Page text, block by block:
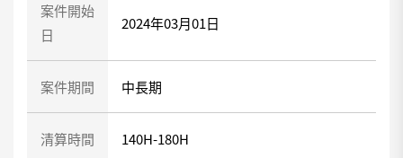
案件開始
日
2024年03月01日
案件期間 中長期
清算時間 140H-180H